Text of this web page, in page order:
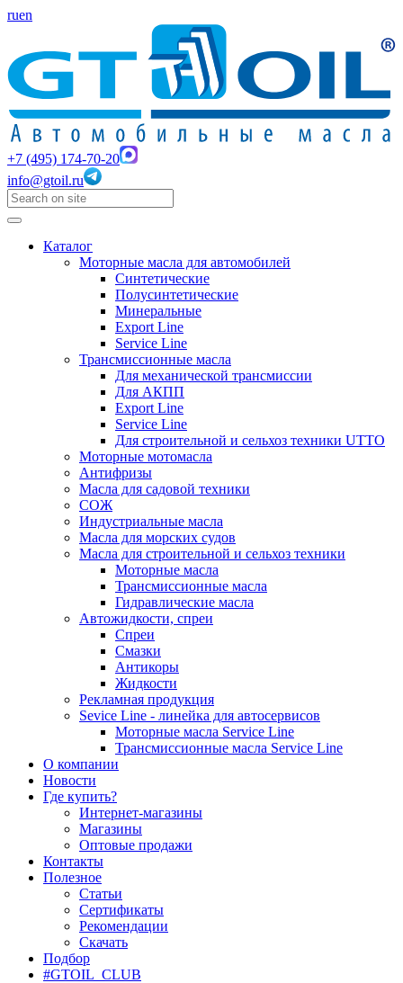
ruen
+7 (495) 174-70-20
info@gtoil.ru
Каталог
Моторные масла для автомобилей
Синтетические
Полусинтетические
Минеральные
Export Line
Service Line
Трансмиссионные масла
Для механической трансмиссии
Для АКПП
Export Line
Service Line
Для строительной и сельхоз техники UTTO
Моторные мотомасла
Антифризы
Масла для садовой техники
СОЖ
Индустриальные масла
Масла для морских судов
Масла для строительной и сельхоз техники
Моторные масла
Трансмиссионные масла
Гидравлические масла
Автожидкости, спреи
Спреи
Смазки
Антикоры
Жидкости
Рекламная продукция
Sevice Line - линейка для автосервисов
Моторные масла Service Line
Трансмиссионные масла Service Line
О компании
Новости
Где купить?
Интернет-магазины
Магазины
Оптовые продажи
Контакты
Полезное
Статьи
Сертификаты
Рекомендации
Скачать
Подбор
#GTOIL_CLUB